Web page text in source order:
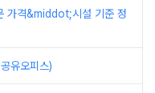
가격&middot;시설 기준 정
유오피스)